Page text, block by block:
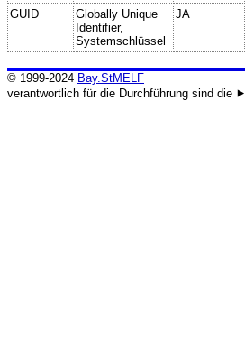
GUID
Globally Unique
Identifier,
Systemschlüssel
JA
© 1999-2024 Bay.StMELF
verantwortlich für die Durchführung sind die ⯈